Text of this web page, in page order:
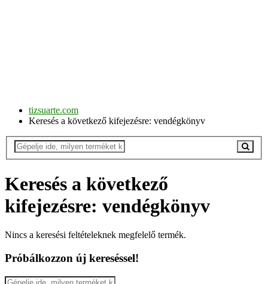
tizsuarte.com
Keresés a következő kifejezésre: vendégkönyv
Keresés a következő
kifejezésre: vendégkönyv
Nincs a keresési feltételeknek megfelelő termék.
Próbálkozzon új kereséssel!